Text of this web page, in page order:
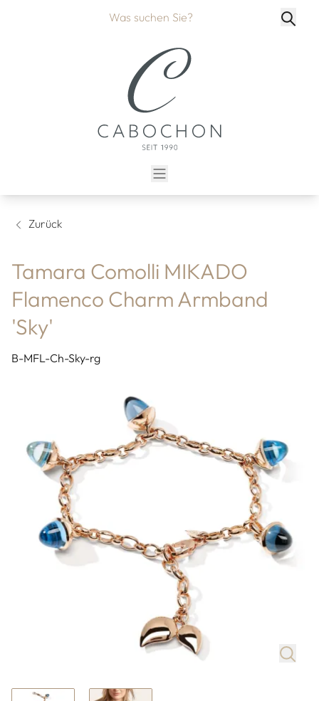
Zurück
Tamara Comolli MIKADO
Flamenco Charm Armband
'Sky'
B-MFL-Ch-Sky-rg